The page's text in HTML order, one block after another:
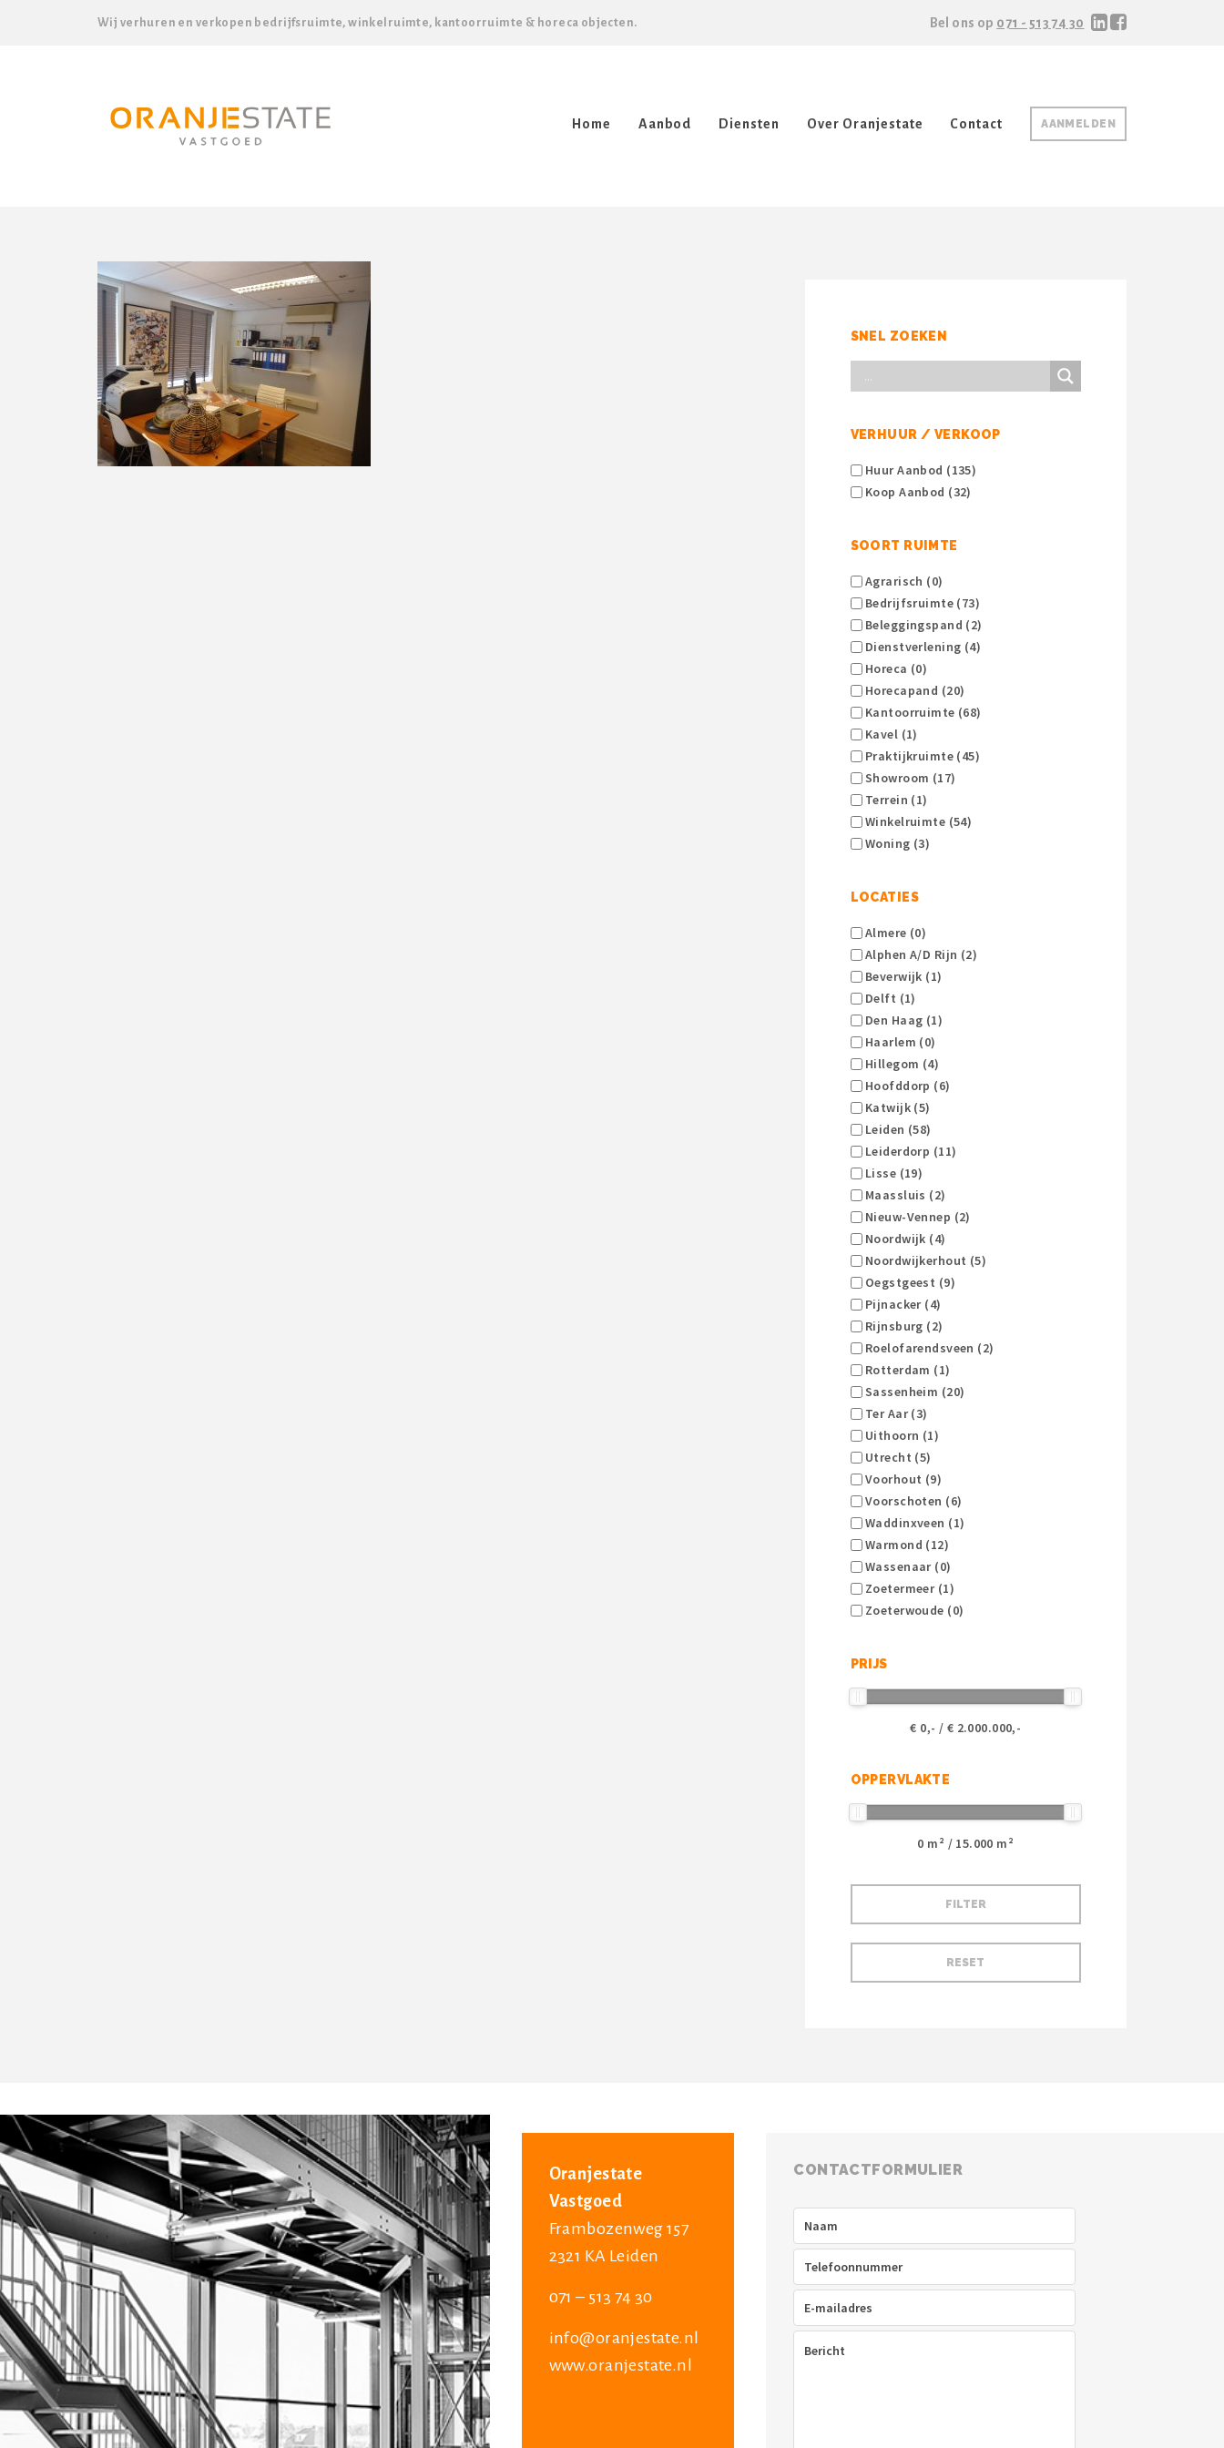
Wij verhuren en verkopen bedrijfsruimte, winkelruimte, kantoorruimte & horeca objecten. Bel ons op 071 - 513 74 30
AANMELDEN
Home Aanbod Diensten Over Oranjestate Contact
SNEL ZOEKEN
VERHUUR / VERKOOP
Huur Aanbod (135)
Koop Aanbod (32)
SOORT RUIMTE
Agrarisch (0)
Bedrijfsruimte (73)
Beleggingspand (2)
Dienstverlening (4)
Horeca (0)
Horecapand (20)
Kantoorruimte (68)
Kavel (1)
Praktijkruimte (45)
Showroom (17)
Terrein (1)
Winkelruimte (54)
Woning (3)
LOCATIES
Almere (0)
Alphen A/d Rijn (2)
Beverwijk (1)
Delft (1)
Den Haag (1)
Haarlem (0)
Hillegom (4)
Hoofddorp (6)
Katwijk (5)
Leiden (58)
Leiderdorp (11)
Lisse (19)
Maassluis (2)
Nieuw-Vennep (2)
Noordwijk (4)
Noordwijkerhout (5)
Oegstgeest (9)
Pijnacker (4)
Rijnsburg (2)
Roelofarendsveen (2)
Rotterdam (1)
Sassenheim (20)
Ter Aar (3)
Uithoorn (1)
Utrecht (5)
Voorhout (9)
Voorschoten (6)
Waddinxveen (1)
Warmond (12)
Wassenaar (0)
Zoetermeer (1)
Zoeterwoude (0)
PRIJS
€ 0,- / € 2.000.000,-
OPPERVLAKTE
0 m² / 15.000 m²
Oranjestate
Vastgoed
Frambozenweg 157
2321 KA Leiden
071 – 513 74 30
info@oranjestate.nl
www.oranjestate.nl
CONTACTFORMULIER
Telefoon
mailadres(Vereist)